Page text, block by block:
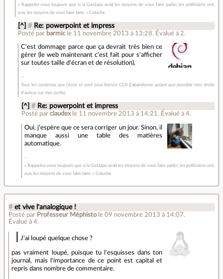
« Rappelez-vous toujours que si la Gestapo avait les moyens de vous faire parler, les politiciens ont,
eux, les moyens de vous faire taire. » Coluche
[^] # Re: powerpoint et impress
Posté par barmic le 11 novembre 2013 à 13:28. Évalué à 2.
C'est dommage parce que ça devrait très bien ce
gérer (le web maintenant c'est fait pour s'afficher
sur toutes taille d'écran et de résolution).
Tous les contenus que j'écris ici sont sous licence CC0 (j'abandonne autant que possible mes droits
d'auteur sur mes écrits)
[^] # Re: powerpoint et impress
Posté par claudex le 11 novembre 2013 à 14:21 . Évalué à 4.
Oui, j'espère que ce sera corriger un jour. Sinon, il
manque aussi une table des matières
automatique.
« Rappelez-vous toujours que si la Gestapo avait les moyens de vous faire parler, les politiciens ont,
eux, les moyens de vous faire taire. » Coluche
# et vive l'analogique !
Posté par Professeur Méphisto le 09 novembre 2013 à 14:07.
Évalué à 4.
J'ai loupé quelque chose ?
pas vraiment loupé, puisque tu l'esquisses dans ton
journal, mais l'importance de ce point est capital et
repris dans nombre de commentaire.